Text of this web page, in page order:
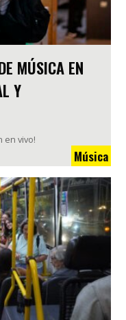
MÚSICA EN
Y
en vivo!
Música